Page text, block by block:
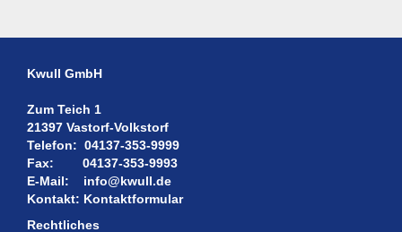
Kwull GmbH
Zum Teich 1
21397 Vastorf-Volkstorf
Telefon: 04137-353-9999
Fax: 04137-353-9993
E-Mail:
info@kwull.de
Kontakt: Kontaktformular
Rechtliches